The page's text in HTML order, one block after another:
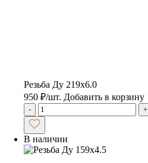
Резьба Ду 219х6.0
950 ₽/шт. Добавить в корзину
- +
В наличии